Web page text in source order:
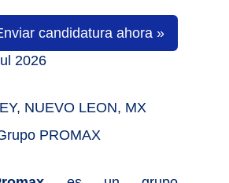
candidatura ahora »
2026
NUEVO LEON, MX
PROMAX